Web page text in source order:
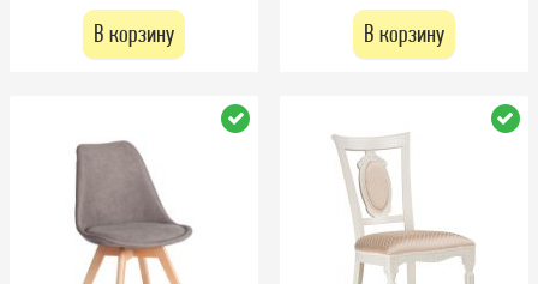
В корзину В корзину